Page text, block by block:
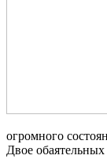
огромного
Двое